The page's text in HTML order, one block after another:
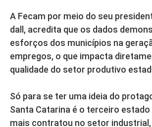
A Fecam por meio do seu
dall, acredita que os dados
esforços dos municípios na
empregos, o que impacta
qualidade do setor produtivo
Só para se ter uma ideia do
Santa Catarina é o terceiro estado
mais contratou no setor